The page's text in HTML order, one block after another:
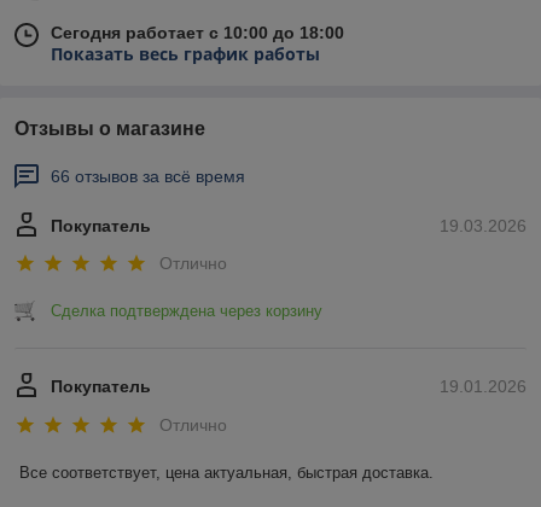
Сегодня работает с 10:00 до 18:00
Показать весь график работы
Отзывы о магазине
66 отзывов за всё время
19.03.2026
Покупатель
Отлично
Сделка подтверждена через корзину
19.01.2026
Покупатель
Отлично
Все соответствует, цена актуальная, быстрая доставка.